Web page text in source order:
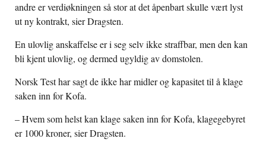
andre er verdiøkningen så stor at det åpenbart skulle vært lyst
ut ny kontrakt, sier Dragsten.
En ulovlig anskaffelse er i seg selv ikke straffbar, men den kan
bli kjent ulovlig, og dermed ugyldig av domstolen.
Norsk Test har sagt de ikke har midler og kapasitet til å klage
saken inn for Kofa.
– Hvem som helst kan klage saken inn for Kofa, klagegebyret
er 1000 kroner, sier Dragsten.